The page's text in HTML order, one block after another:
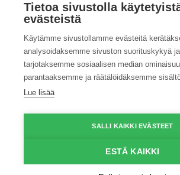
Tilaa
Twitter FacebookYouTubeInstagramLinkedIn
© 2026 ProAgria. Kaikki oikeudet pidätetään.
Tietoa sivustolla
evästeistä
Käytämme sivustollamme evästeitä
analysoidaksemme sivuston suorituskykyä
tarjotaksemme sosiaalisen median
parantaaksemme ja räätälöidäksemme
Lue lisää
SALLI KAIKKI EVÄSTEET
ESTÄ KAIKKI